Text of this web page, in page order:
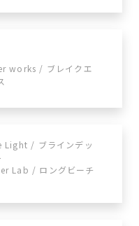
works / ブレイクエ
/ ブラインデッ
Lab / ロングビーチ